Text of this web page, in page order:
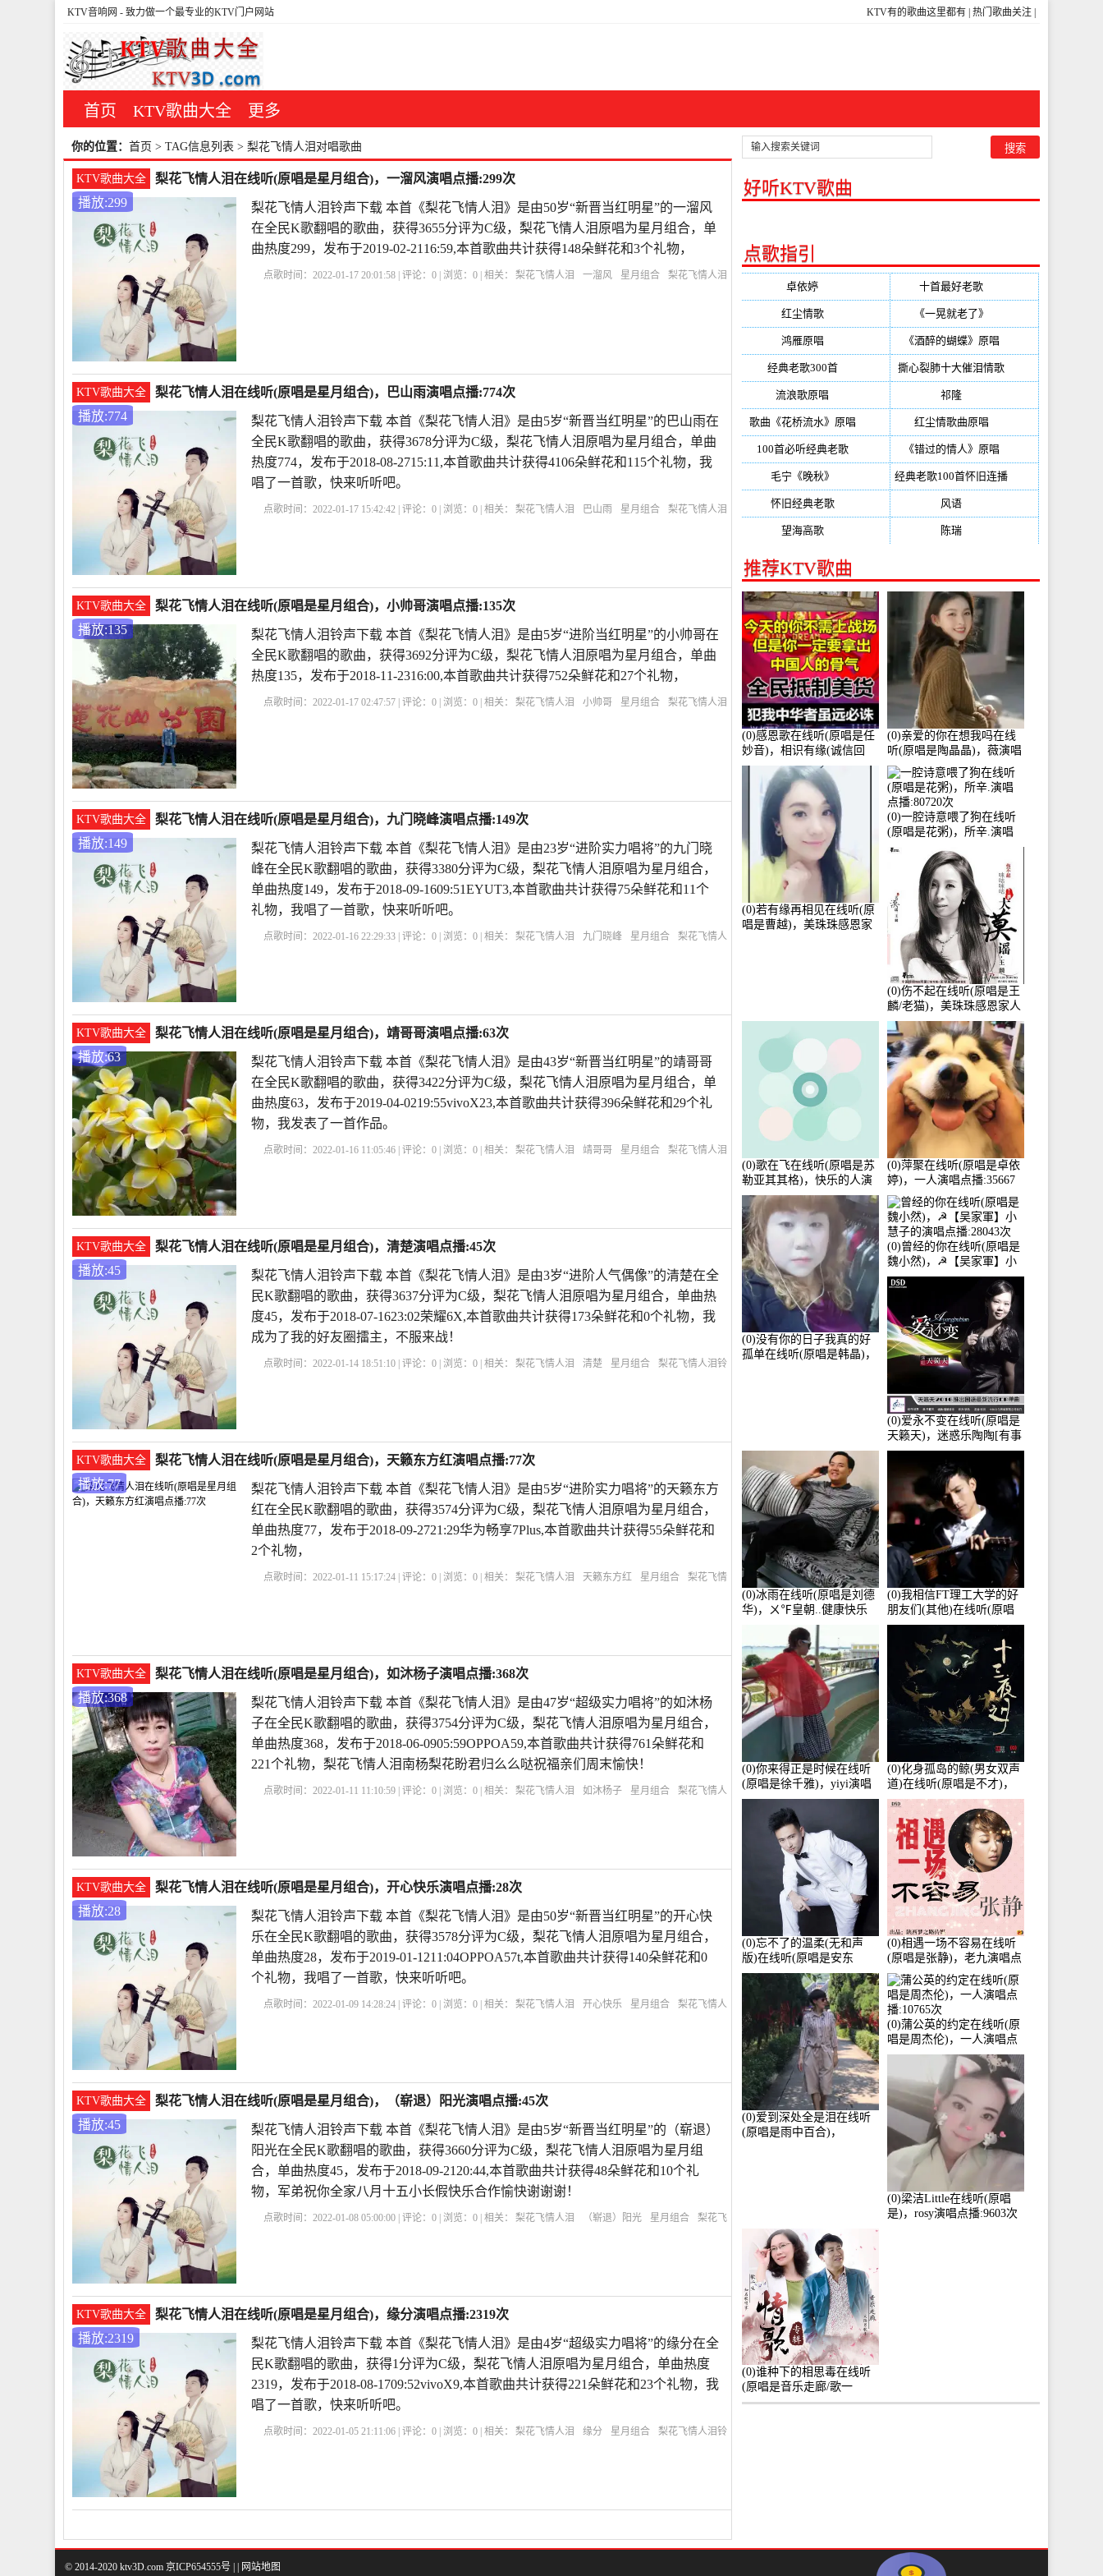
KTV有的歌曲这里都有 热门歌曲关注
KTV音响网 - 致力做一个最专业的KTV门户网站
首页 KTV歌曲大全 更多
你的位置： 首页 > TAG信息列表 > 梨花飞情人泪对唱歌曲
KTV歌曲大全
梨花飞情人泪在线听(原唱是星月组合)，一溜风演唱点播:299次
播放:299
梨花飞情人泪铃声下载 本首《梨花飞情人泪》是由50岁“新晋当红明星”的一溜风
在全民K歌翻唱的歌曲，获得3655分评为C级，梨花飞情人泪原唱为星月组合，单
曲热度299，发布于2019-02-2116:59,本首歌曲共计获得148朵鲜花和3个礼物，
点歌时间：2022-01-17 20:01:58 | 评论：0 | 浏览：0 | 相关： 梨花飞情人泪 一溜风 星月组合
梨花飞情人泪
KTV歌曲大全
梨花飞情人泪在线听(原唱是星月组合)，巴山雨演唱点播:774次
播放:774
梨花飞情人泪铃声下载 本首《梨花飞情人泪》是由5岁“新晋当红明星”的巴山雨在
全民K歌翻唱的歌曲，获得3678分评为C级，梨花飞情人泪原唱为星月组合，单曲
热度774，发布于2018-08-2715:11,本首歌曲共计获得4106朵鲜花和115个礼物，我
唱了一首歌，快来听听吧。
点歌时间：2022-01-17 15:42:42 | 评论：0 | 浏览：0 | 相关： 梨花飞情人泪 巴山雨 星月组合
梨花飞情人泪
KTV歌曲大全
梨花飞情人泪在线听(原唱是星月组合)，小帅哥演唱点播:135次
播放:135
梨花飞情人泪铃声下载 本首《梨花飞情人泪》是由5岁“进阶当红明星”的小帅哥在
全民K歌翻唱的歌曲，获得3692分评为C级，梨花飞情人泪原唱为星月组合，单曲
热度135，发布于2018-11-2316:00,本首歌曲共计获得752朵鲜花和27个礼物，
点歌时间：2022-01-17 02:47:57 | 评论：0 | 浏览：0 | 相关： 梨花飞情人泪 小帅哥 星月组合
梨花飞情人泪
KTV歌曲大全
梨花飞情人泪在线听(原唱是星月组合)，九门晓峰演唱点播:149次
播放:149
梨花飞情人泪铃声下载 本首《梨花飞情人泪》是由23岁“进阶实力唱将”的九门晓
峰在全民K歌翻唱的歌曲，获得3380分评为C级，梨花飞情人泪原唱为星月组合，
单曲热度149，发布于2018-09-1609:51EYUT3,本首歌曲共计获得75朵鲜花和11个
礼物，我唱了一首歌，快来听听吧。
点歌时间：2022-01-16 22:29:33 | 评论：0 | 浏览：0 | 相关： 梨花飞情人泪 九门晓峰 星月组合
梨花飞情人
KTV歌曲大全
梨花飞情人泪在线听(原唱是星月组合)，靖哥哥演唱点播:63次
播放:63
梨花飞情人泪铃声下载 本首《梨花飞情人泪》是由43岁“新晋当红明星”的靖哥哥
在全民K歌翻唱的歌曲，获得3422分评为C级，梨花飞情人泪原唱为星月组合，单
曲热度63，发布于2019-04-0219:55vivoX23,本首歌曲共计获得396朵鲜花和29个礼
物，我发表了一首作品。
点歌时间：2022-01-16 11:05:46 | 评论：0 | 浏览：0 | 相关： 梨花飞情人泪 靖哥哥 星月组合
梨花飞情人泪
KTV歌曲大全
梨花飞情人泪在线听(原唱是星月组合)，清楚演唱点播:45次
播放:45
梨花飞情人泪铃声下载 本首《梨花飞情人泪》是由3岁“进阶人气偶像”的清楚在全
民K歌翻唱的歌曲，获得3637分评为C级，梨花飞情人泪原唱为星月组合，单曲热
度45，发布于2018-07-1623:02荣耀6X,本首歌曲共计获得173朵鲜花和0个礼物，我
成为了我的好友圈擂主，不服来战！
点歌时间：2022-01-14 18:51:10 | 评论：0 | 浏览：0 | 相关： 梨花飞情人泪 清楚 星月组合
梨花飞情人泪铃
KTV歌曲大全
梨花飞情人泪在线听(原唱是星月组合)，天籁东方红演唱点播:77次
播放:77
梨花飞情人泪铃声下载 本首《梨花飞情人泪》是由5岁“进阶实力唱将”的天籁东方
红在全民K歌翻唱的歌曲，获得3574分评为C级，梨花飞情人泪原唱为星月组合，
单曲热度77，发布于2018-09-2721:29华为畅享7Plus,本首歌曲共计获得55朵鲜花和
2个礼物，
点歌时间：2022-01-11 15:17:24 | 评论：0 | 浏览：0 | 相关： 梨花飞情人泪 天籁东方红 星月组合
梨花飞情
KTV歌曲大全
梨花飞情人泪在线听(原唱是星月组合)，如沐杨子演唱点播:368次
播放:368
梨花飞情人泪铃声下载 本首《梨花飞情人泪》是由47岁“超级实力唱将”的如沐杨
子在全民K歌翻唱的歌曲，获得3754分评为C级，梨花飞情人泪原唱为星月组合，
单曲热度368，发布于2018-06-0905:59OPPOA59,本首歌曲共计获得761朵鲜花和
221个礼物，梨花飞情人泪南杨梨花盼君归么么哒祝福亲们周末愉快！
点歌时间：2022-01-11 11:10:59 | 评论：0 | 浏览：0 | 相关： 梨花飞情人泪 如沐杨子 星月组合
梨花飞情人
KTV歌曲大全
梨花飞情人泪在线听(原唱是星月组合)，开心快乐演唱点播:28次
播放:28
梨花飞情人泪铃声下载 本首《梨花飞情人泪》是由50岁“新晋当红明星”的开心快
乐在全民K歌翻唱的歌曲，获得3578分评为C级，梨花飞情人泪原唱为星月组合，
单曲热度28，发布于2019-01-1211:04OPPOA57t,本首歌曲共计获得140朵鲜花和0
个礼物，我唱了一首歌，快来听听吧。
点歌时间：2022-01-09 14:28:24 | 评论：0 | 浏览：0 | 相关： 梨花飞情人泪 开心快乐 星月组合
梨花飞情人
KTV歌曲大全
梨花飞情人泪在线听(原唱是星月组合)，（崭退）阳光演唱点播:45次
播放:45
梨花飞情人泪铃声下载 本首《梨花飞情人泪》是由5岁“新晋当红明星”的（崭退）
阳光在全民K歌翻唱的歌曲，获得3660分评为C级，梨花飞情人泪原唱为星月组
合，单曲热度45，发布于2018-09-2120:44,本首歌曲共计获得48朵鲜花和10个礼
物，军弟祝你全家八月十五小长假快乐合作愉快谢谢谢！
点歌时间：2022-01-08 05:00:00 | 评论：0 | 浏览：0 | 相关： 梨花飞情人泪 （崭退）阳光 星月组合
梨花飞
KTV歌曲大全
梨花飞情人泪在线听(原唱是星月组合)，缘分演唱点播:2319次
播放:2319
梨花飞情人泪铃声下载 本首《梨花飞情人泪》是由4岁“超级实力唱将”的缘分在全
民K歌翻唱的歌曲，获得1分评为C级，梨花飞情人泪原唱为星月组合，单曲热度
2319，发布于2018-08-1709:52vivoX9,本首歌曲共计获得221朵鲜花和23个礼物，我
唱了一首歌，快来听听吧。
点歌时间：2022-01-05 21:11:06 | 评论：0 | 浏览：0 | 相关： 梨花飞情人泪 缘分 星月组合
梨花飞情人泪铃
好听KTV歌曲
点歌指引
卓依婷 十首最好老歌
红尘情歌(296) 《一晃就老了》
鸿雁原唱 《酒醉的蝴蝶》原唱
经典老歌300首(203) 撕心裂肺十大催泪情歌
流浪歌原唱 祁隆
歌曲《花桥流水》原唱 红尘情歌曲原唱
100首必听经典老歌(150) 《错过的情人》原唱
毛宁《晚秋》 经典老歌100首怀旧连播
怀旧经典老歌(133) 风语
望海高歌(131) 陈瑞
推荐KTV歌曲
(0)感恩歌在线听(原唱是任
妙音)，相识有缘(诚信回
访)演唱点播:161288次
(0)亲爱的你在想我吗在线
听(原唱是陶晶晶)，薇演唱
点播:159722次
(0)若有缘再相见在线听(原
唱是曹越)，美珠珠感恩家
(0)一腔诗意喂了狗在线听
(原唱是花粥)，所辛.演唱
点播:80720次
(0)伤不起在线听(原唱是王
麟/老猫)，美珠珠感恩家人
演唱点播:80218次
(0)歌在飞在线听(原唱是苏
勒亚其其格)，快乐的人演
唱点播:36次
(0)萍聚在线听(原唱是卓依
婷)，一人演唱点播:35667
次
(0)没有你的日子我真的好
孤单在线听(原唱是韩晶)，
(0)曾经的你在线听(原唱是
魏小然)，☭【吴家軍】小
慧子的演唱点播:28043次
(0)爱永不变在线听(原唱是
天籁天)，迷惑乐陶陶[有事
暂离]演唱点播:27678次
(0)冰雨在线听(原唱是刘德
华)，ㄨ℉皇朝..健康快乐
演唱点播:26643次
(0)我相信FT理工大学的好
朋友们(其他)在线听(原唱
是杨培安)，老乔演唱点
播:23714次
(0)你来得正是时候在线听
(原唱是徐千雅)，yiyi演唱
点播:21991次
(0)化身孤岛的鲸(男女双声
道)在线听(原唱是不才)，
HGBai演唱点播:19428次
(0)忘不了的温柔(无和声
版)在线听(原唱是安东
阳)，老九演唱点播:17392
次
(0)相遇一场不容易在线听
(原唱是张静)，老九演唱点
播:11453次
(0)爱到深处全是泪在线听
(原唱是雨中百合)，
(0)蒲公英的约定在线听(原
唱是周杰伦)，一人演唱点
播:10765次
(0)梁洁Little在线听(原唱
是)，rosy演唱点播:9603次
(0)谁种下的相思毒在线听
(原唱是音乐走廊/歌一
生)，小群演唱点播:8975次
© 2014-2020 ktv3D.com 京ICP654555号 | 网站地图